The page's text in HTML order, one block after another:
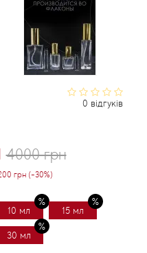
0 відгуків
4000 грн
грн (-30%)
10 мл 15 мл
30 мл